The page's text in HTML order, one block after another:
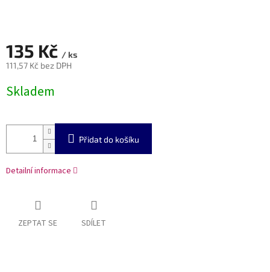
135 Kč / ks
111,57 Kč bez DPH
cena:
Skladem
Přidat do košíku
Detailní informace
ZEPTAT SE SDÍLET